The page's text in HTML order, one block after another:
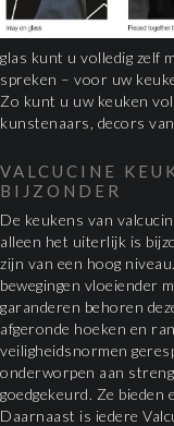
glas kunt u volledig zelf
spreken – voor uw
Zo kunt u uw keuken
kunstenaars, decors
VALCUCINE
BIJZONDER
De keukens van
alleen het uiterlijk is
zijn van een hoog
bewegingen vloeiender
garanderen behoren
afgeronde hoeken en
veiligheidsnormen
onderworpen aan
goedgekeurd. Ze
Daarnaast is iedere